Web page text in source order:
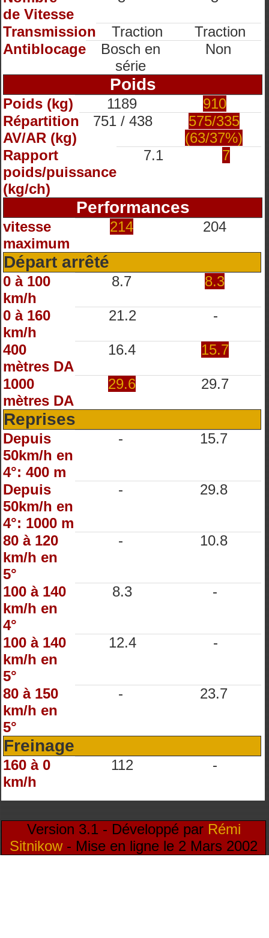
de Vitesse
Transmission Traction
Traction
Antiblocage
Bosch en
série
Non
Poids
Poids (kg) 1189
910
Répartition
AV/AR (kg)
751 / 438
575/335
(63/37%)
Rapport
poids/puissance
(kg/ch)
7.1 7
Performances
vitesse
maximum
214 204
Départ arrêté
0 à 100
km/h
8.7 8.3
0 à 160
km/h
21.2 -
400
mètres DA
16.4 15.7
1000
mètres DA
29.6 29.7
Reprises
Depuis
50km/h en
4°: 400 m
- 15.7
Depuis
50km/h en
4°: 1000 m
- 29.8
80 à 120
km/h en
5°
- 10.8
100 à 140
km/h en
4°
8.3 -
100 à 140
km/h en
5°
12.4 -
80 à 150
km/h en
5°
- 23.7
Freinage
160 à 0
km/h
112 -
Version 3.1 - Développé par Rémi
Sitnikow- Mise en ligne le 2 Mars 2002